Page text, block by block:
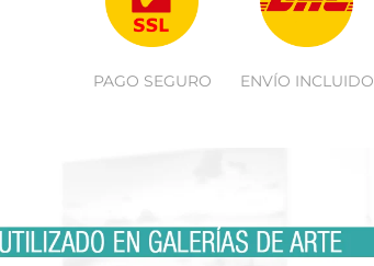
PAGO SEGURO ENVÍO INCLUIDO